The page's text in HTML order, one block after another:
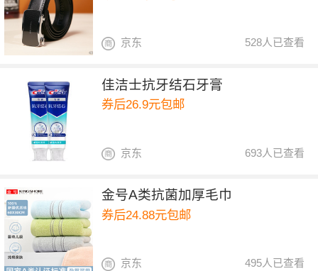
528人已查看
京东
佳洁士抗牙结石牙膏
券后26.9元包邮
693人已查看
京东
金号A类抗菌加厚毛巾
券后24.88元包邮
495人已查看
京东